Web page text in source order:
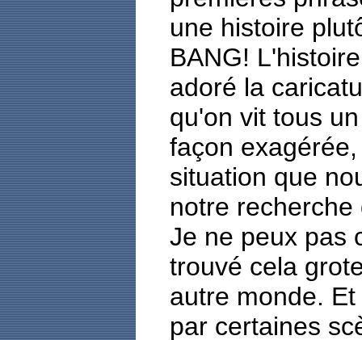
une histoire
BANG!
adoré la
qu'on vit tous
façon
situation que
notre
Je ne peux pas
trouvé cela
autre monde.
par certaines